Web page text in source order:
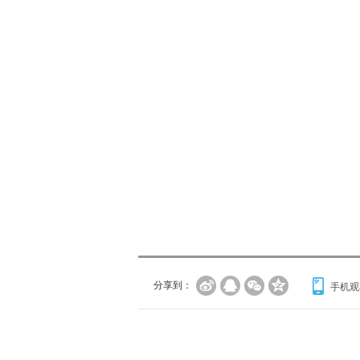
分享到： 手机